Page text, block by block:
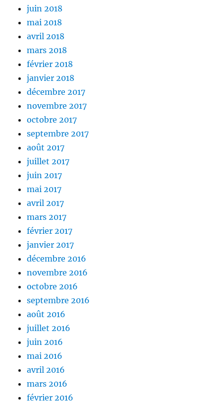
juin 2018
mai 2018
avril 2018
mars 2018
février 2018
janvier 2018
décembre 2017
novembre 2017
octobre 2017
septembre 2017
août 2017
juillet 2017
juin 2017
mai 2017
avril 2017
mars 2017
février 2017
janvier 2017
décembre 2016
novembre 2016
octobre 2016
septembre 2016
août 2016
juillet 2016
juin 2016
mai 2016
avril 2016
mars 2016
février 2016